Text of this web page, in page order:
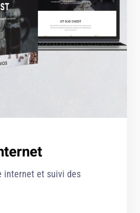
internet et suivi des